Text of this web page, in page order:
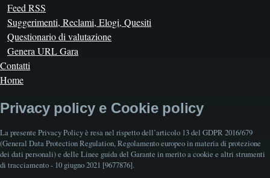
Feed RSS
Suggerimenti, Reclami, Elogi, Quesiti
Questionario di valutazione
Genera URL Gara
Contatti
Home
Privacy policy e Cookie policy
La presente Privacy Policy è resa nel rispetto dell’articolo 13 del GDPR 2016/679
(General Data Protection Regulation, Regolamento europeo in materia di protezione
dei dati personali) e delle Linee guida del Garante in merito a cookie e altri strumenti
di tracciamento - 10 giugno 2021 [9677876].